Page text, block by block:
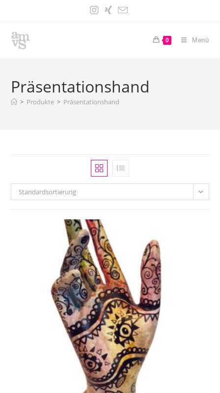
springen
0 Menü
Präsentationshand
> Produkte > Präsentationshand
Standardsortierung